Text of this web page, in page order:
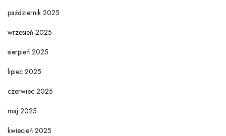
październik 2025
wrzesień 2025
sierpień 2025
lipiec 2025
czerwiec 2025
maj 2025
kwiecień 2025